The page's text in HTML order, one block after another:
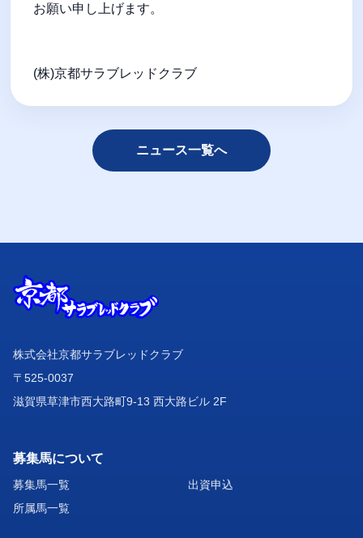
お願い申し上げます。
(株)京都サラブレッドクラブ
ニュース一覧へ
株式会社京都サラブレッドクラブ
〒525-0037
滋賀県草津市西大路町9-13 西大路ビル 2F
募集馬について
募集馬一覧
出資申込
所属馬一覧